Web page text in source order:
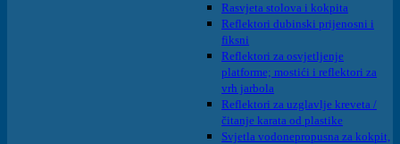
Rasvjeta stolova i kokpita
Reflektori dubinski prijenosni i
fiksni
Reflektori za osvjetljenje
platforme; mostići i reflektori za
vrh jarbola
Reflektori za uzglavlje kreveta /
čitanje karata od plastike
Svjetla vodonepropusna za kokpit,